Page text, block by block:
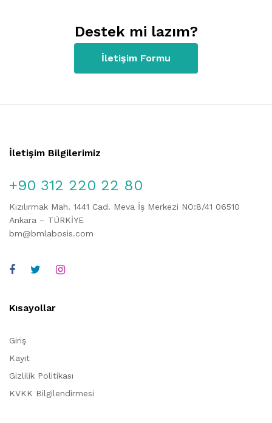
Destek mi lazım?
İletişim Formu
İletişim Bilgilerimiz
+90 312 220 22 80
Kızılırmak Mah. 1441 Cad. Meva İş Merkezi NO:8/41 06510
Ankara – TÜRKİYE
bm@bmlabosis.com
Kısayollar
Giriş
Kayıt
Gizlilik Politikası
KVKK Bilgilendirmesi